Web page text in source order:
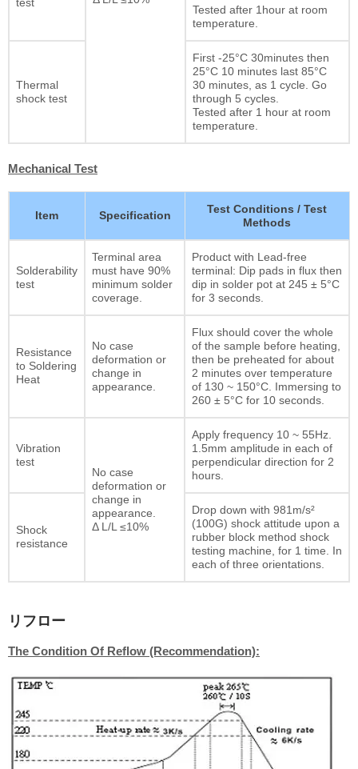
test
Tested after 1hour at room
temperature.
Thermal
shock test
First -25°C 30minutes then
25°C 10 minutes last 85°C
30 minutes, as 1 cycle. Go
through 5 cycles.
Tested after 1 hour at room
temperature.
Mechanical Test
Item Specification
Test Conditions / Test
Methods
Solderability
test
Terminal area
must have 90%
minimum solder
coverage.
Product with Lead-free
terminal: Dip pads in flux then
dip in solder pot at 245 ± 5°C
for 3 seconds.
Resistance
to Soldering
Heat
No case
deformation or
change in
appearance.
Flux should cover the whole
of the sample before heating,
then be preheated for about
2 minutes over temperature
of 130 ~ 150°C. Immersing to
260 ± 5°C for 10 seconds.
Vibration
test
No case
deformation or
change in
appearance.
Δ L/L ≤10%
Apply frequency 10 ~ 55Hz.
1.5mm amplitude in each of
perpendicular direction for 2
hours.
Shock
resistance
Drop down with 981m/s²
(100G) shock attitude upon a
rubber block method shock
testing machine, for 1 time. In
each of three orientations.
リフロー
The Condition Of Reflow (Recommendation):